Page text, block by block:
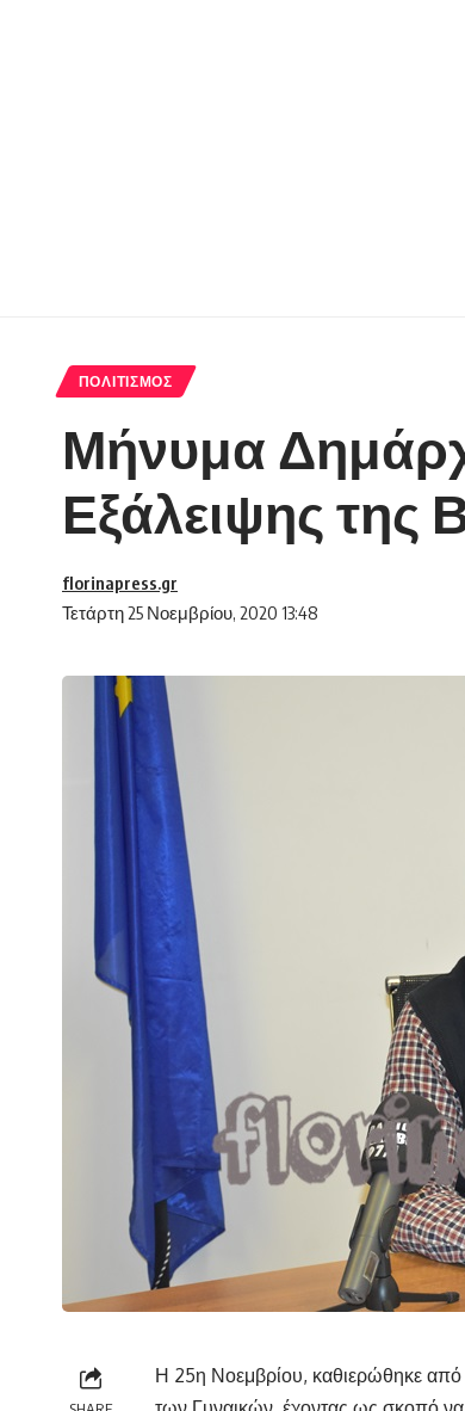
ΠΟΛΙΤΙΣΜΌΣ
Μήνυμα
Εξάλειψης της
Τετάρτη 25 Νοεμβρίου, 2020 13:48
florinapress.gr
Η 25η Νοεμβρίου, καθιερώθηκε